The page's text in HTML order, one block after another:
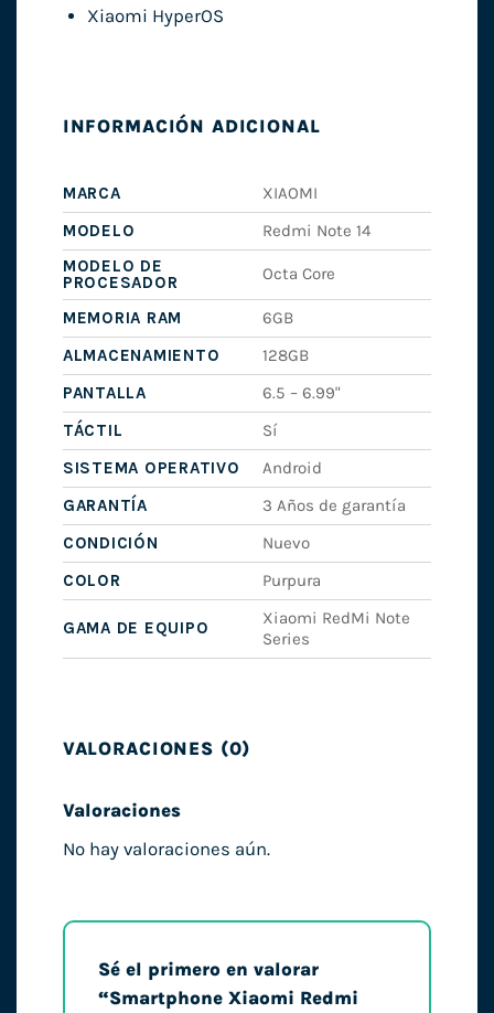
Xiaomi HyperOS
INFORMACIÓN ADICIONAL
MARCA
XIAOMI
MODELO
Redmi Note 14
MODELO DE
PROCESADOR
Octa Core
MEMORIA RAM
6GB
ALMACENAMIENTO
128GB
PANTALLA
6.5 – 6.99"
TÁCTIL
Sí
SISTEMA OPERATIVO
Android
GARANTÍA
3 Años de garantía
CONDICIÓN
Nuevo
COLOR
Purpura
GAMA DE EQUIPO
Xiaomi RedMi Note
Series
VALORACIONES (0)
Valoraciones
No hay valoraciones aún.
Sé el primero en valorar
“Smartphone Xiaomi Redmi